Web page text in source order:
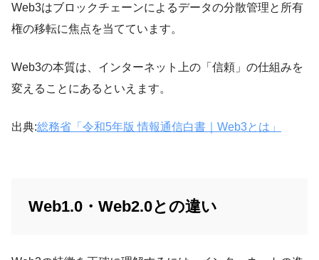
Web3はブロックチェーンによるデータの分散管理と所有
権の移転に焦点を当てています。
Web3の本質は、インターネット上の「信頼」の仕組みを
変えることにあるといえます。
出典:総務省「令和5年版 情報通信白書｜Web3とは」
Web1.0・Web2.0との違い